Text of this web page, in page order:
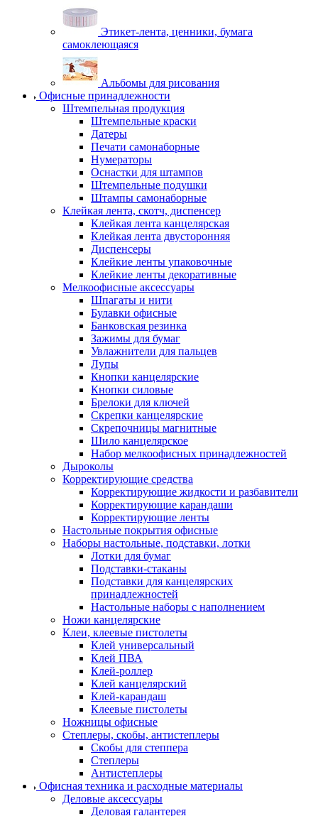
Этикет-лента, ценники, бумага
самоклеющаяся
Альбомы для рисования
Офисные принадлежности
Штемпельная продукция
Штемпельные краски
Датеры
Печати самонаборные
Нумераторы
Оснастки для штампов
Штемпельные подушки
Штампы самонаборные
Клейкая лента, скотч, диспенсер
Клейкая лента канцелярская
Клейкая лента двусторонняя
Диспенсеры
Клейкие ленты упаковочные
Клейкие ленты декоративные
Мелкоофисные аксессуары
Шпагаты и нити
Булавки офисные
Банковская резинка
Зажимы для бумаг
Увлажнители для пальцев
Лупы
Кнопки канцелярские
Кнопки силовые
Брелоки для ключей
Скрепки канцелярские
Скрепочницы магнитные
Шило канцелярское
Набор мелкоофисных принадлежностей
Дыроколы
Корректирующие средства
Корректирующие жидкости и разбавители
Корректирующие карандаши
Корректирующие ленты
Настольные покрытия офисные
Наборы настольные, подставки, лотки
Лотки для бумаг
Подставки-стаканы
Подставки для канцелярских
принадлежностей
Настольные наборы с наполнением
Ножи канцелярские
Клеи, клеевые пистолеты
Клей универсальный
Клей ПВА
Клей-роллер
Клей канцелярский
Клей-карандаш
Клеевые пистолеты
Ножницы офисные
Степлеры, скобы, антистеплеры
Скобы для степпера
Степлеры
Антистеплеры
Офисная техника и расходные материалы
Деловые аксессуары
Деловая галантерея